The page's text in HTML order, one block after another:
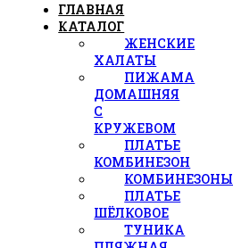
ГЛАВНАЯ
КАТАЛОГ
ЖЕНСКИЕ
ХАЛАТЫ
ПИЖАМА
ДОМАШНЯЯ
С
КРУЖЕВОМ
ПЛАТЬЕ
КОМБИНЕЗОН
КОМБИНЕЗОНЫ
ПЛАТЬЕ
ШЁЛКОВОЕ
ТУНИКА